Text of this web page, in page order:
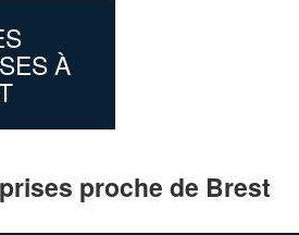
À
proche de Brest